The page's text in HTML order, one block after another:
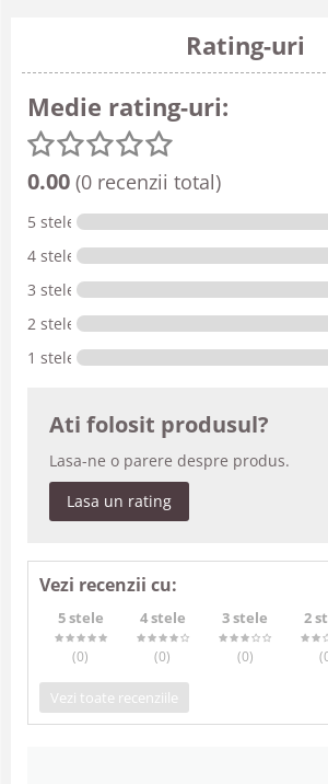
Rating-uri
Medie rating-uri:
0.00 (0 recenzii total)
5 stele
4 stele
3 stele
2 stele
1 stele
Ati folosit produsul?
Lasa-ne o parere despre produs.
Lasa un rating
Vezi recenzii cu:
5 stele
(0)
4 stele
(0)
3 stele
(0)
2
Vezi toate recenziile